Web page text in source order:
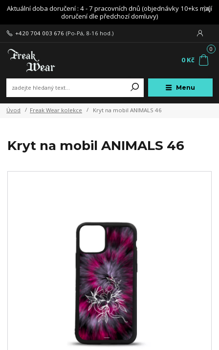
Aktuální doba doručení : 4 - 7 pracovních dnů (objednávky 10+ks mají
doručení dle předchozí domluvy)
Menu
+420 704 003 676 (Po-Pá, 8-16 hod.)
0
0 Kč
Úvod Freak Wear kolekce Kryt na mobil ANIMALS 46
Kryt na mobil ANIMALS 46